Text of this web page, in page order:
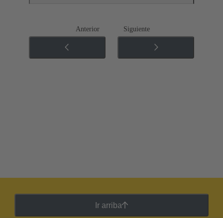
Anterior Siguiente
Ir arriba